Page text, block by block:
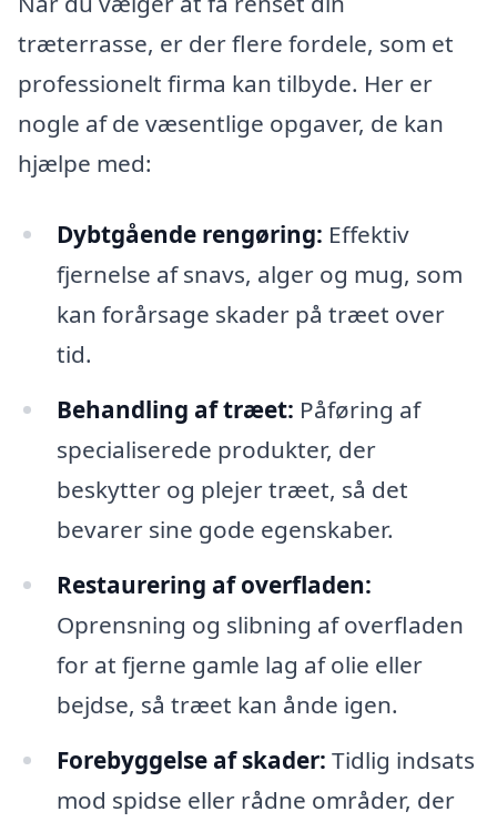
træterrasse, er der flere fordele, som et
professionelt firma kan tilbyde. Her er
nogle af de væsentlige opgaver, de kan
hjælpe med:
Dybtgående rengøring: Effektiv
fjernelse af snavs, alger og mug, som
kan forårsage skader på træet over
tid.
Behandling af træet: Påføring af
specialiserede produkter, der
beskytter og plejer træet, så det
bevarer sine gode egenskaber.
Restaurering af overfladen:
Oprensning og slibning af overfladen
for at fjerne gamle lag af olie eller
bejdse, så træet kan ånde igen.
Forebyggelse af skader: Tidlig indsats
mod spidse eller rådne områder, der